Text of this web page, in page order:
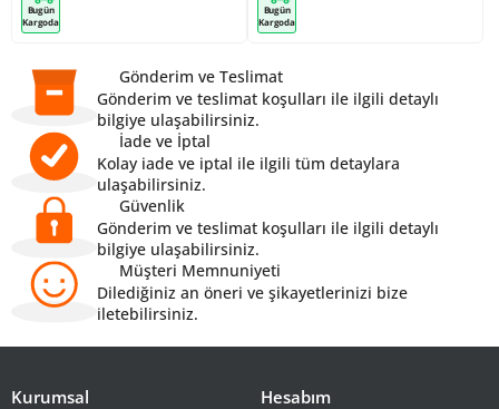
Bugün
Kargoda
Bugün
Kargoda
Gönderim ve Teslimat
Gönderim ve teslimat koşulları ile ilgili detaylı
bilgiye ulaşabilirsiniz.
İade ve İptal
Kolay iade ve iptal ile ilgili tüm detaylara
ulaşabilirsiniz.
Güvenlik
Gönderim ve teslimat koşulları ile ilgili detaylı
bilgiye ulaşabilirsiniz.
Müşteri Memnuniyeti
Dilediğiniz an öneri ve şikayetlerinizi bize
iletebilirsiniz.
Kurumsal Hesabım